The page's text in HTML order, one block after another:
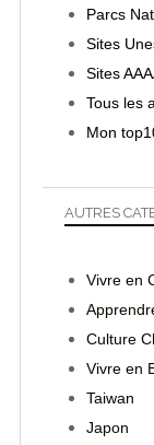
Parcs
Sites
Sites
Tous les
Mon
AUTRES
Vivre en
Culture
Vivre en
Taiwan
Japon